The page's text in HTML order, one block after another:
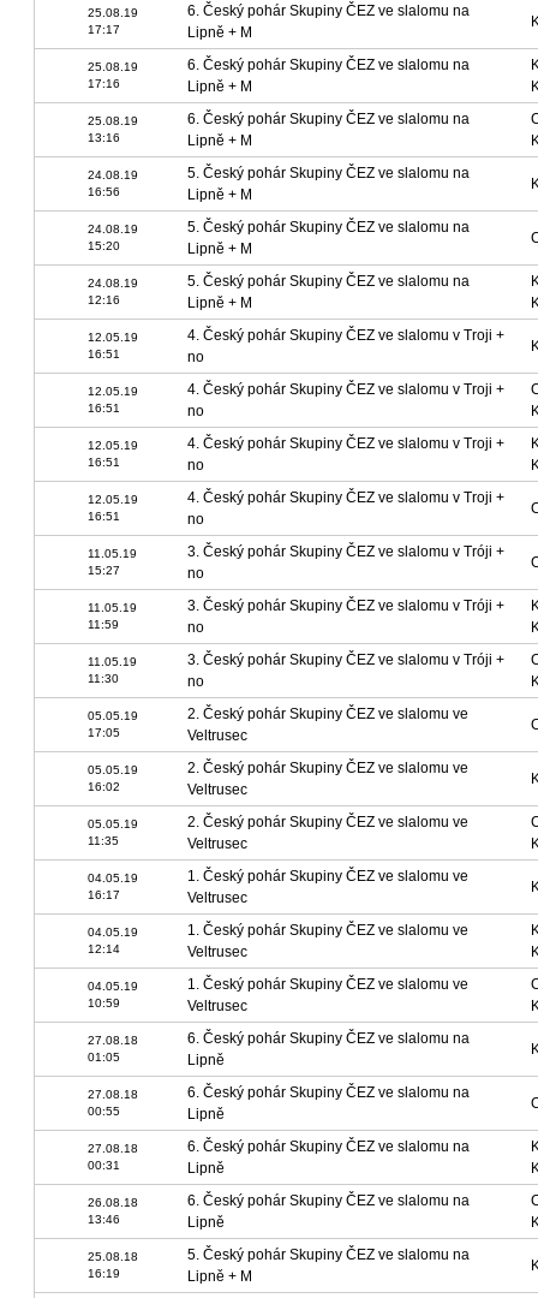
25.08.19
17:17
6. Český pohár Skupiny ČEZ ve slalomu na
Lipně + M
25.08.19
17:16
6. Český pohár Skupiny ČEZ ve slalomu na
Lipně + M
25.08.19
13:16
6. Český pohár Skupiny ČEZ ve slalomu na
Lipně + M
24.08.19
16:56
5. Český pohár Skupiny ČEZ ve slalomu na
Lipně + M
24.08.19
15:20
5. Český pohár Skupiny ČEZ ve slalomu na
Lipně + M
24.08.19
12:16
5. Český pohár Skupiny ČEZ ve slalomu na
Lipně + M
12.05.19
16:51
4. Český pohár Skupiny ČEZ ve slalomu v Troji +
no
12.05.19
16:51
4. Český pohár Skupiny ČEZ ve slalomu v Troji +
no
12.05.19
16:51
4. Český pohár Skupiny ČEZ ve slalomu v Troji +
no
12.05.19
16:51
4. Český pohár Skupiny ČEZ ve slalomu v Troji +
no
11.05.19
15:27
3. Český pohár Skupiny ČEZ ve slalomu v Tróji +
no
11.05.19
11:59
3. Český pohár Skupiny ČEZ ve slalomu v Tróji +
no
11.05.19
11:30
3. Český pohár Skupiny ČEZ ve slalomu v Tróji +
no
05.05.19
17:05
2. Český pohár Skupiny ČEZ ve slalomu ve
Veltrusec
05.05.19
16:02
2. Český pohár Skupiny ČEZ ve slalomu ve
Veltrusec
05.05.19
11:35
2. Český pohár Skupiny ČEZ ve slalomu ve
Veltrusec
04.05.19
16:17
1. Český pohár Skupiny ČEZ ve slalomu ve
Veltrusec
04.05.19
12:14
1. Český pohár Skupiny ČEZ ve slalomu ve
Veltrusec
04.05.19
10:59
1. Český pohár Skupiny ČEZ ve slalomu ve
Veltrusec
27.08.18
01:05
6. Český pohár Skupiny ČEZ ve slalomu na
Lipně
27.08.18
00:55
6. Český pohár Skupiny ČEZ ve slalomu na
Lipně
27.08.18
00:31
6. Český pohár Skupiny ČEZ ve slalomu na
Lipně
26.08.18
13:46
6. Český pohár Skupiny ČEZ ve slalomu na
Lipně
25.08.18
16:19
5. Český pohár Skupiny ČEZ ve slalomu na
Lipně + M